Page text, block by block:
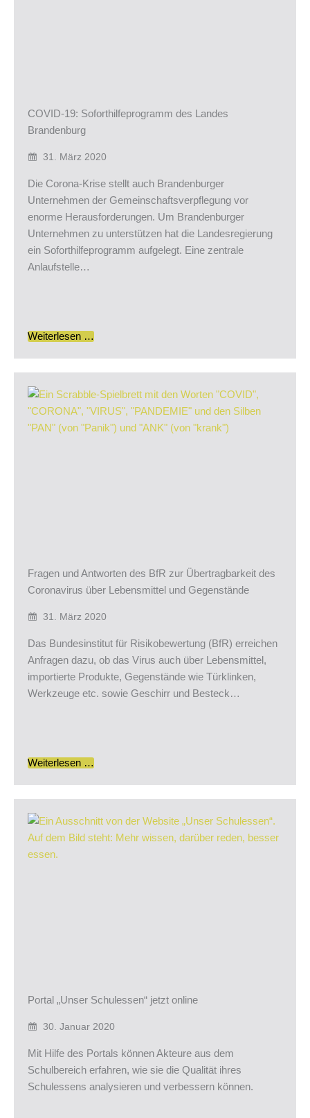
COVID-19: Soforthilfeprogramm des Landes
Brandenburg
31. März 2020
Die Corona-Krise stellt auch Brandenburger
Unternehmen der Gemeinschaftsverpflegung vor
enorme Herausforderungen. Um Brandenburger
Unternehmen zu unterstützen hat die Landesregierung
ein Soforthilfeprogramm aufgelegt. Eine zentrale
Anlaufstelle…
Weiterlesen …
Fragen und Antworten des BfR zur Übertragbarkeit des
Coronavirus über Lebensmittel und Gegenstände
31. März 2020
Das Bundesinstitut für Risikobewertung (BfR) erreichen
Anfragen dazu, ob das Virus auch über Lebensmittel,
importierte Produkte, Gegenstände wie Türklinken,
Werkzeuge etc. sowie Geschirr und Besteck…
Weiterlesen …
Portal „Unser Schulessen“ jetzt online
30. Januar 2020
Mit Hilfe des Portals können Akteure aus dem
Schulbereich erfahren, wie sie die Qualität ihres
Schulessens analysieren und verbessern können.